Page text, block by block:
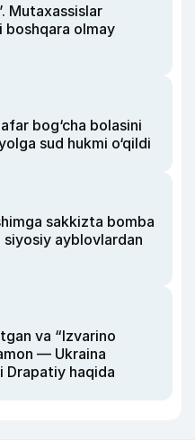
Mutaxassislar
boshqara olmay
bog‘cha bolasini
sud hukmi o‘qildi
sakkizta bomba
siyosiy ayblovlardan
va “Izvarino
— Ukraina
Drapatiy haqida